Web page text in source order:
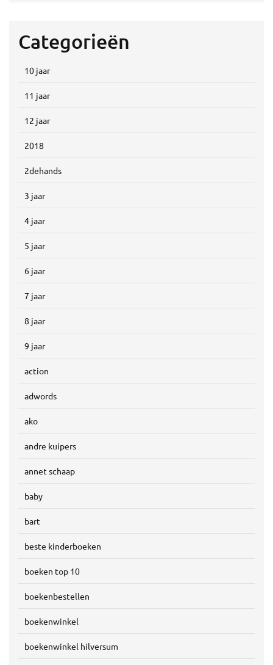
Categorieën
10 jaar
11 jaar
12 jaar
2018
2dehands
3 jaar
4 jaar
5 jaar
6 jaar
7 jaar
8 jaar
9 jaar
action
adwords
ako
andre kuipers
annet schaap
baby
bart
beste kinderboeken
boeken top 10
boekenbestellen
boekenwinkel
boekenwinkel hilversum